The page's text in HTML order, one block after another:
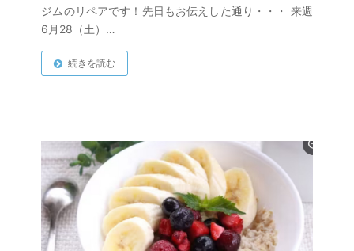
ジムのリペアです！先日もお伝えした通り・・・ 来週
6月28（土）…
続きを読む